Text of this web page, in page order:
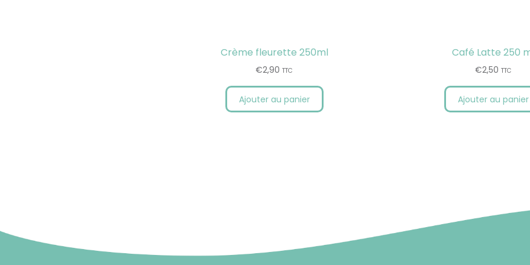
Crème fleurette 250ml
€2,90 TTC
Ajouter au panier
Café Latte 250
€2,50 TTC
Ajouter au panier